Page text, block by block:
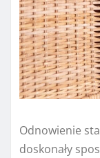
Odnowienie
doskonały